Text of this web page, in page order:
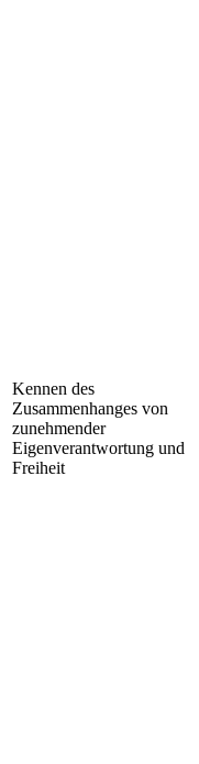
Kennen des
Zusammenhanges von
zunehmender
Eigenverantwortung und
Freiheit